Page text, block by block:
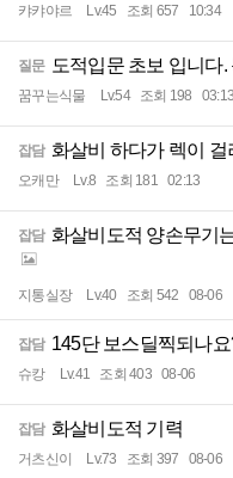
캬캬야르 Lv.45 조회 657 10:34
질문 도적입문 초보 입니다
꿈꾸는식물 Lv.54 조회 198 03:13
잡담 화살비 하다가 렉이 걸
오캐만 Lv.8 조회 181 02:13
잡담 화살비도적 양손무기
지통실장 Lv.40 조회 542 08-06
잡담 145단 보스딜찍되나
슈캉 Lv.41 조회 403 08-06
잡담 화살비도적 기력
거츠신이 Lv.73 조회 397 08-06